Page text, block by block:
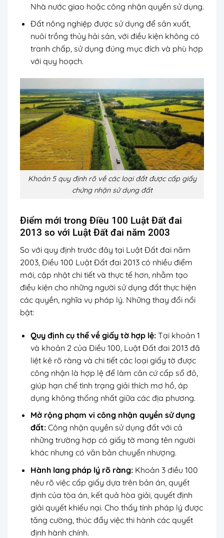
Nhà nước giao hoặc công nhận quyền sử dụng.
Đất nông nghiệp được sử dụng để sản xuất,
nuôi trồng thủy hải sản, với điều kiện không có
tranh chấp, sử dụng đúng mục đích và phù hợp
với quy hoạch.
Khoản 5 quy định rõ về các loại đất được cấp giấy
chứng nhận sử dụng đất
Điểm mới trong Điều 100 Luật Đất đai
2013 so với Luật Đất đai năm 2003
So với quy định trước đây tại Luật Đất đai năm
2003, Điều 100 Luật Đất đai 2013 có nhiều điểm
mới, cập nhật chi tiết và thực tế hơn, nhằm tạo
điều kiện cho những người sử dụng đất thực hiện
các quyền, nghĩa vụ pháp lý. Những thay đổi nổi
bật:
Quy định cụ thể về giấy tờ hợp lệ: Tại khoản 1
và khoản 2 của Điều 100, Luật Đất đai 2013 đã
liệt kê rõ ràng và chi tiết các loại giấy tờ được
công nhận là hợp lệ để làm căn cứ cấp sổ đỏ,
giúp hạn chế tình trạng giải thích mơ hồ, áp
dụng không thống nhất giữa các địa phương.
Mở rộng phạm vi công nhận quyền sử dụng
đất: Công nhận quyền sử dụng đất với cả
những trường hợp có giấy tờ mang tên người
khác nhưng có văn bản chuyển nhượng.
Hành lang pháp lý rõ ràng: Khoản 3 điều 100
nêu rõ việc cấp giấy dựa trên bản án, quyết
định của tòa án, kết quả hòa giải, quyết định
giải quyết khiếu nại. Cho thấy tính pháp lý được
tăng cường, thúc đẩy việc thi hành các quyết
định hành chính.